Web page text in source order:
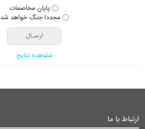
پایان مخاصمات
مجددا جنگ خواهد شد
مشاهده نتایج
ارتباط با ما